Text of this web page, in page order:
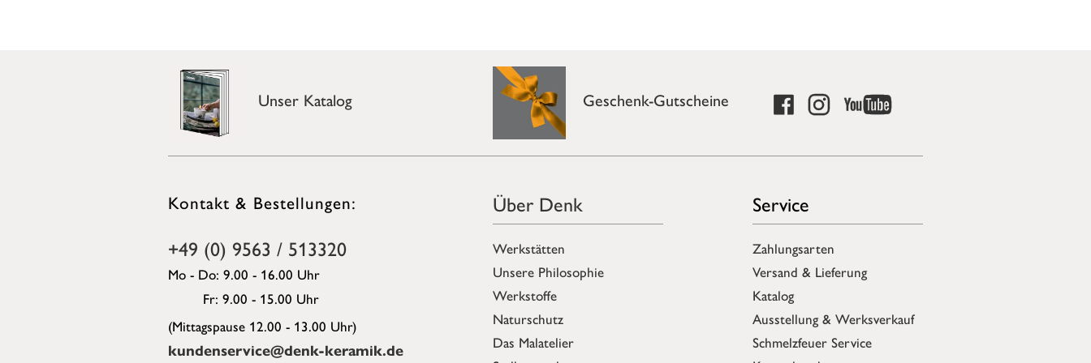
Unser Katalog Geschenk-Gutscheine
Kontakt & Bestellungen:
+49 (0) 9563 / 513320
Mo - Do: 9.00 - 16.00 Uhr
Fr: 9.00 - 15.00 Uhr
(Mittagspause 12.00 - 13.00 Uhr)
kundenservice@denk-keramik.de
Über Denk
Werkstätten
Unsere Philosophie
Werkstoffe
Naturschutz
Das Malatelier
Service
Zahlungsarten
Versand & Lieferung
Katalog
Ausstellung & Werksverkauf
Schmelzfeuer Service